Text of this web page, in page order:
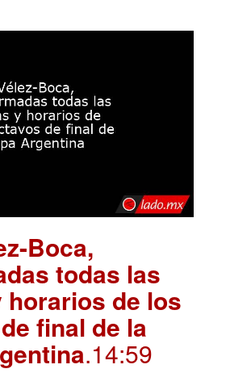
Boca,
todas las
horarios de los
final de la
.14:59